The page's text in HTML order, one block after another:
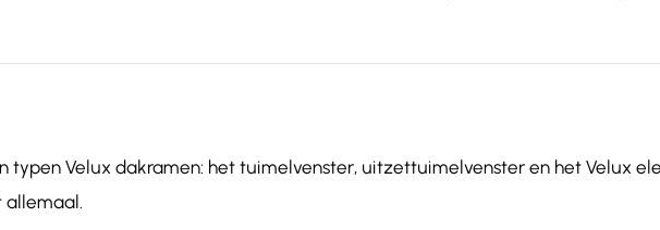
typen Velux dakramen: het tuimelvenster, uitzettuimelvenster en het Velux